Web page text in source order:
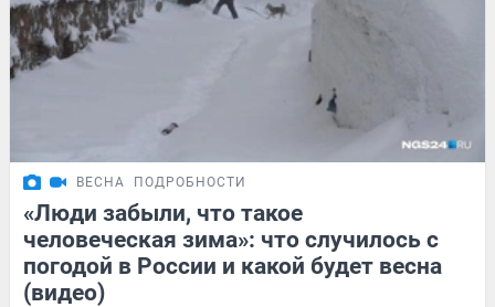
ВЕСНА ПОДРОБНОСТИ
«Люди забыли, что такое
человеческая зима»: что случилось с
погодой в России и какой будет весна
(видео)